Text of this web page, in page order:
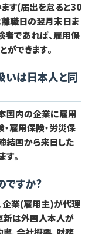
す(届出を怠ると30
職日の翌月末日ま
者であれば、雇用保
できます。
いは日本人と同
国内の企業に雇用
雇用保険・労災保
結国から来日した
。
ですか?
企業(雇用主)が代理
新は外国人本人が